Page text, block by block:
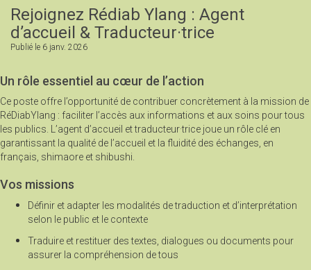
Rejoignez Rédiab Ylang : Agent
d’accueil & Traducteur·trice
Publié le 6 janv. 2026
Un rôle essentiel au cœur de l’action
Ce poste offre l’opportunité de contribuer concrètement à la mission de
RéDiabYlang : faciliter l’accès aux informations et aux soins pour tous
les publics. L’agent d’accueil et traducteur·trice joue un rôle clé en
garantissant la qualité de l’accueil et la fluidité des échanges, en
français, shimaore et shibushi.
Vos missions
Définir et adapter les modalités de traduction et d’interprétation
selon le public et le contexte
Traduire et restituer des textes, dialogues ou documents pour
assurer la compréhension de tous